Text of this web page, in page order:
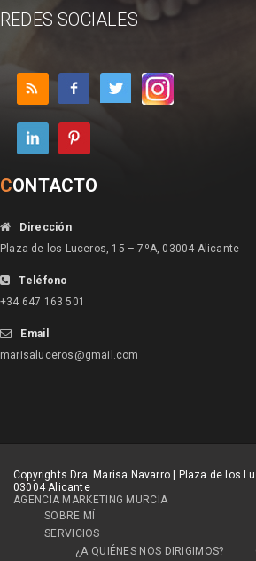
REDES SOCIALES
CONTACTO
Dirección
Plaza de los Luceros, 15 – 7ºA, 03004 Alicante
Teléfono
+34 647 163 501
Email
marisaluceros@gmail.com
Copyrights Dra. Marisa Navarro | Plaza de los
03004 Alicante
AGENCIA MARKETING MURCIA
SOBRE MÍ
SERVICIOS
¿A QUIÉNES NOS DIRIGIMOS?